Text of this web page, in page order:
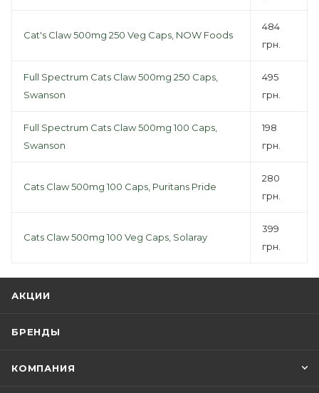
Cat's Claw 500mg 250 Veg Caps, NOW Foods
484
грн.
Full Spectrum Cats Claw 500mg 250 Caps,
Swanson
495
грн.
Full Spectrum Cats Claw 500mg 100 Caps,
Swanson
198
грн.
Cats Claw 500mg 100 Caps, Puritans Pride
280
грн.
Cats Claw 500mg 100 Veg Caps, Solaray
399
грн.
АКЦИИ
БРЕНДЫ
КОМПАНИЯ